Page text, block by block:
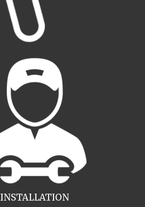
INSTALLATION